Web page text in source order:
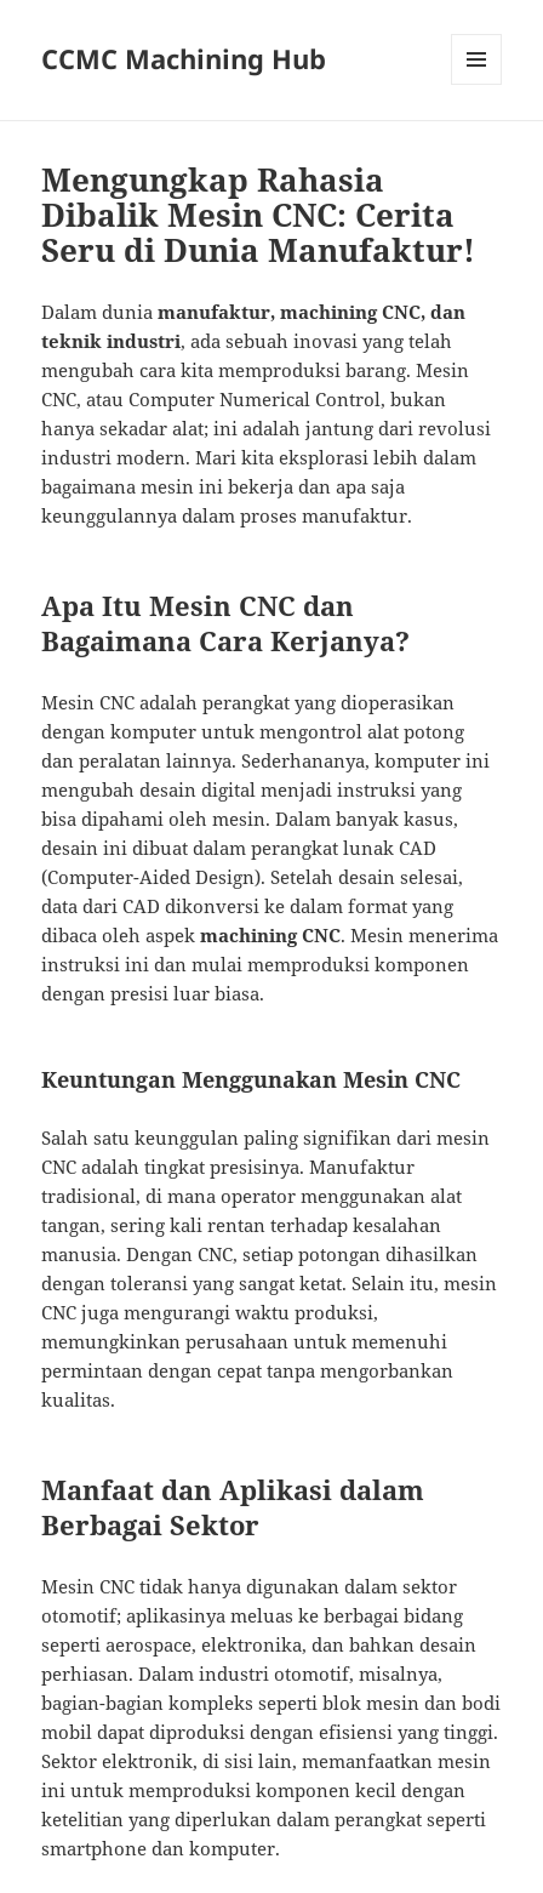
CCMC Machining Hub
Mengungkap Rahasia
Dibalik Mesin CNC: Cerita
Seru di Dunia Manufaktur!
Dalam duniamanufaktur, machining CNC, dan
teknik industri, ada sebuah inovasi yang telah
mengubah cara kita memproduksi barang. Mesin
CNC, atau Computer Numerical Control, bukan
hanya sekadar alat; ini adalah jantung dari revolusi
industri modern. Mari kita eksplorasi lebih dalam
bagaimana mesin ini bekerja dan apa saja
keunggulannya dalam proses manufaktur.
Apa Itu Mesin CNC dan
Bagaimana Cara Kerjanya?
Mesin CNC adalah perangkat yang dioperasikan
dengan komputer untuk mengontrol alat potong
dan peralatan lainnya. Sederhananya, komputer ini
mengubah desain digital menjadi instruksi yang
bisa dipahami oleh mesin. Dalam banyak kasus,
desain ini dibuat dalam perangkat lunak CAD
(Computer-Aided Design). Setelah desain selesai,
data dari CAD dikonversi ke dalam format yang
dibaca oleh aspekmachining CNC. Mesin menerima
instruksi ini dan mulai memproduksi komponen
dengan presisi luar biasa.
Keuntungan Menggunakan Mesin CNC
Salah satu keunggulan paling signifikan dari mesin
CNC adalah tingkat presisinya. Manufaktur
tradisional, di mana operator menggunakan alat
tangan, sering kali rentan terhadap kesalahan
manusia. Dengan CNC, setiap potongan dihasilkan
dengan toleransi yang sangat ketat. Selain itu, mesin
CNC juga mengurangi waktu produksi,
memungkinkan perusahaan untuk memenuhi
permintaan dengan cepat tanpa mengorbankan
kualitas.
Manfaat dan Aplikasi dalam
Berbagai Sektor
Mesin CNC tidak hanya digunakan dalam sektor
otomotif; aplikasinya meluas ke berbagai bidang
seperti aerospace, elektronika, dan bahkan desain
perhiasan. Dalam industri otomotif, misalnya,
bagian-bagian kompleks seperti blok mesin dan bodi
mobil dapat diproduksi dengan efisiensi yang tinggi.
Sektor elektronik, di sisi lain, memanfaatkan mesin
ini untuk memproduksi komponen kecil dengan
ketelitian yang diperlukan dalam perangkat seperti
smartphone dan komputer.